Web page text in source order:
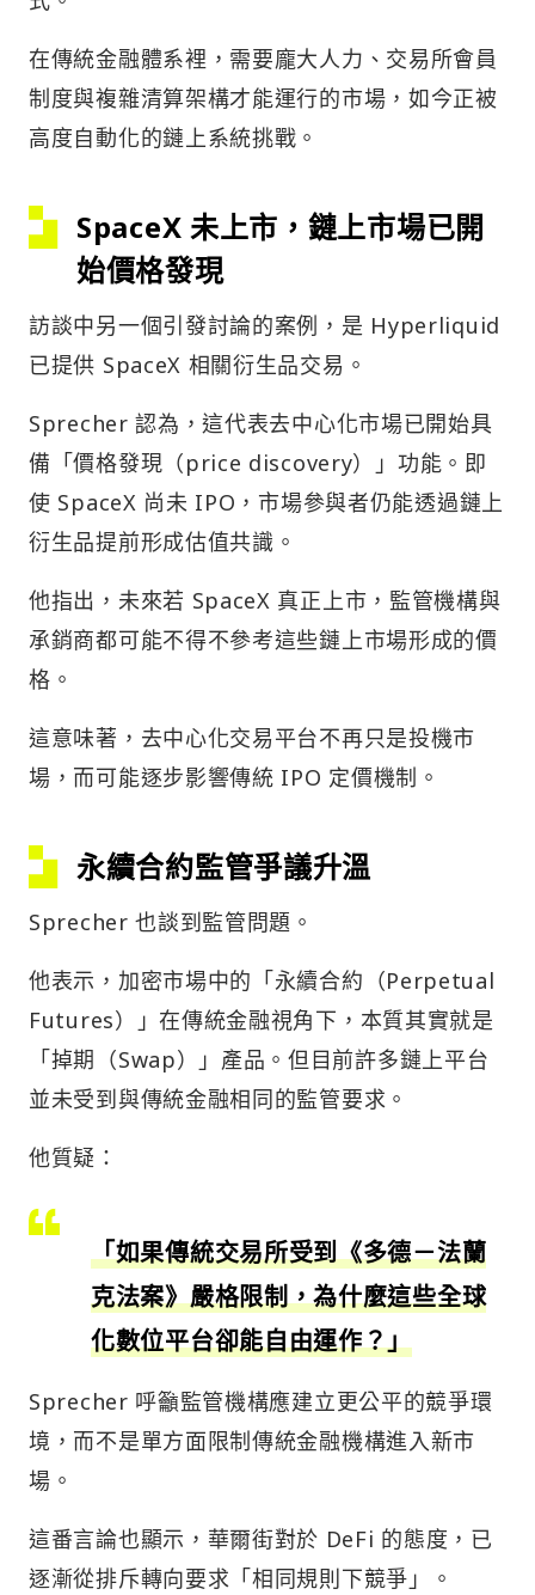
在傳統金融體系裡，需要龐大人力、交易所會員
制度與複雜清算架構才能運行的市場，如今正被
高度自動化的鏈上系統挑戰。
SpaceX 未上市，鏈上市場已開
始價格發現
訪談中另一個引發討論的案例，是 Hyperliquid
已提供 SpaceX 相關衍生品交易。
Sprecher 認為，這代表去中心化市場已開始具
備「價格發現（price discovery）」功能。即
使 SpaceX 尚未 IPO，市場參與者仍能透過鏈上
衍生品提前形成估值共識。
他指出，未來若 SpaceX 真正上市，監管機構與
承銷商都可能不得不參考這些鏈上市場形成的價
格。
這意味著，去中心化交易平台不再只是投機市
場，而可能逐步影響傳統 IPO 定價機制。
永續合約監管爭議升溫
Sprecher 也談到監管問題。
他表示，加密市場中的「永續合約（Perpetual
Futures）」在傳統金融視角下，本質其實就是
「掉期（Swap）」產品。但目前許多鏈上平台
並未受到與傳統金融相同的監管要求。
他質疑：
「如果傳統交易所受到《多德－法蘭
克法案》嚴格限制，為什麼這些全球
化數位平台卻能自由運作？」
Sprecher 呼籲監管機構應建立更公平的競爭環
境，而不是單方面限制傳統金融機構進入新市
場。
這番言論也顯示，華爾街對於 DeFi 的態度，已
逐漸從排斥轉向要求「相同規則下競爭」。